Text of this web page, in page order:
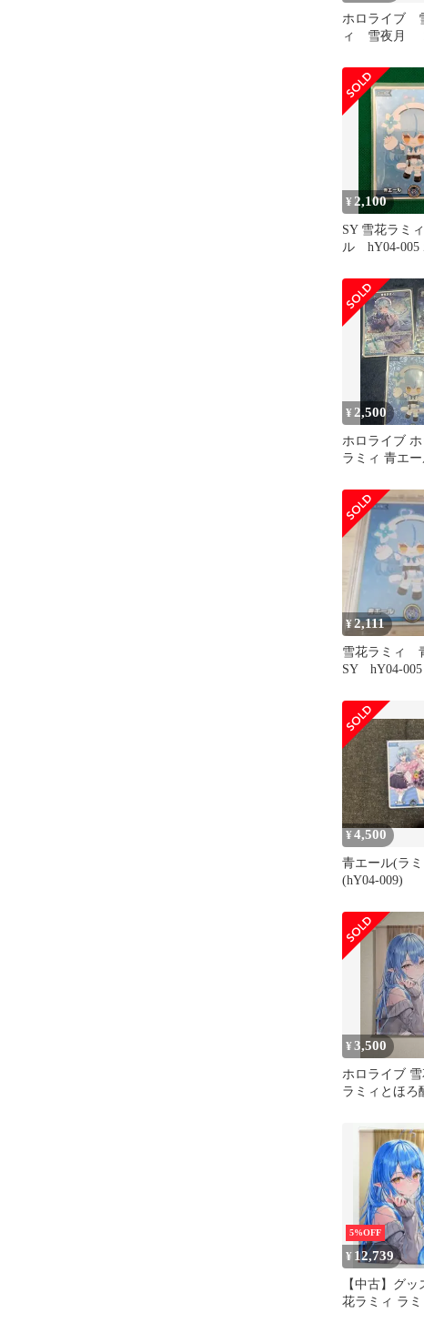
ホロライブ
ィ 雪夜月
¥ 2,100
SY 雪花ラミ
ル hY04-005
¥ 2,500
ホロライブ
ラミィ 青エー
¥2,111
雪花ラミィ
SY hY04-005
¥4,500
青エール(ラ
(hY04-009)
¥3,500
ホロライブ 雪
ラミィとほろ
5%OFF
¥ 12,739
【中古】グ
花ラミィ ラ